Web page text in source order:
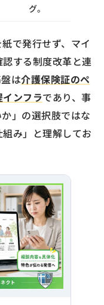
グ。
で発行せず、マイ
する制度改革と連
は介護保険証のペ
ンフラであり、事
」の選択肢ではな
み」と理解してお